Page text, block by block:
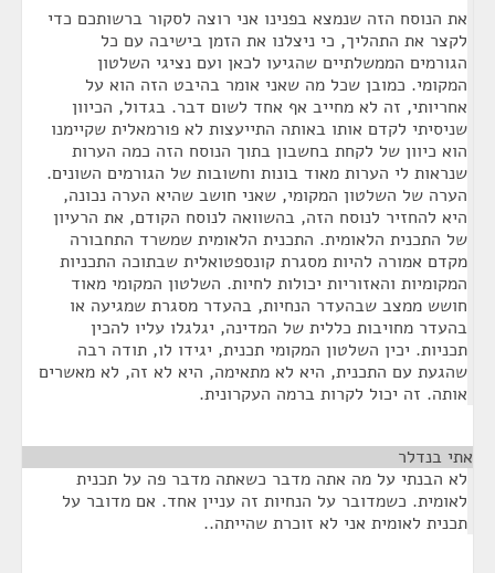
את הנוסח הזה שנמצא בפנינו אני רוצה לסקור ברשותכם כדי
לקצר את התהליך, כי ניצלנו את הזמן בישיבה עם כל
הגורמים הממשלתיים שהגיעו לכאן ועם נציגי השלטון
המקומי. כמובן שכל מה שאני אומר בהיבט הזה הוא על
אחריותי, זה לא מחייב אף אחד לשום דבר. בגדול, הכיוון
שניסיתי לקדם אותו באותה התייעצות לא פורמאלית שקיימנו
הוא כיוון של לקחת בחשבון בתוך הנוסח הזה כמה הערות
שנראות לי הערות מאוד בונות וחשובות של הגורמים השונים.
הערה של השלטון המקומי, שאני חושב שהיא הערה נכונה,
היא להחזיר לנוסח הזה, בהשוואה לנוסח הקודם, את הרעיון
של התכנית הלאומית. התכנית הלאומית שמשרד התחבורה
מקדם אמורה להיות מסגרת קונספטואלית שבתוכה התכניות
המקומיות והאזוריות יכולות לחיות. השלטון המקומי מאוד
חושש ממצב שבהעדר הנחיות, בהעדר מסגרת שמגיעה או
בהעדר מחויבות כללית של המדינה, יגלגלו עליו להכין
תכניות. יכין השלטון המקומי תכנית, יגידו לו, תודה רבה
שהגעת עם התכנית, היא לא מתאימה, היא לא זה, לא מאשרים
אותה. זה יכול לקרות ברמה העקרונית.
אתי בנדלר
לא הבנתי על מה אתה מדבר כשאתה מדבר פה על תכנית
לאומית. כשמדובר על הנחיות זה עניין אחד. אם מדובר על
תכנית לאומית אני לא זוכרת שהייתה..